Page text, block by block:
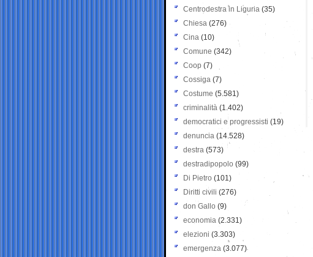
Centrodestra in Liguria (35)
Chiesa (276)
Cina (10)
Comune (342)
Coop (7)
Cossiga (7)
Costume (5.581)
criminalità (1.402)
democratici e progressisti (19)
denuncia (14.528)
destra (573)
destradipopolo (99)
Di Pietro (101)
Diritti civili (276)
don Gallo (9)
economia (2.331)
elezioni (3.303)
emergenza (3.077)